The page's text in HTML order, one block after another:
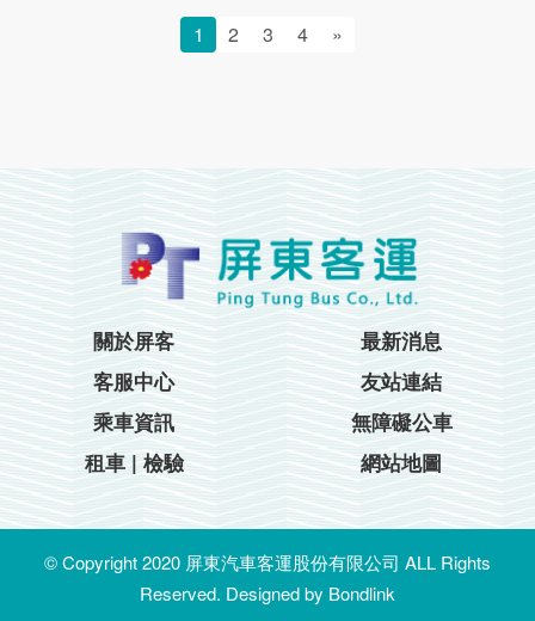
1 2 3 4 »
關於屏客
最新消息
客服中心
友站連結
乘車資訊
無障礙公車
租車 | 檢驗
網站地圖
© Copyright 2020 屏東汽車客運股份有限公司 ALL Rights
Reserved. Designed by Bondlink